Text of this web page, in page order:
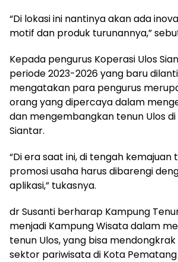
“Di lokasi ini nantinya akan ada
motif dan produk turunannya,”
Kepada pengurus Koperasi Ulos
periode 2023-2026 yang baru
mengatakan para pengurus
orang yang dipercaya dalam
dan mengembangkan tenun Ulos
Siantar.
“Di era saat ini, di tengah kemajuan
promosi usaha harus dibarengi
aplikasi,” tukasnya.
dr Susanti berharap Kampung
menjadi Kampung Wisata dalam
tenun Ulos, yang bisa
sektor pariwisata di Kota Pematang